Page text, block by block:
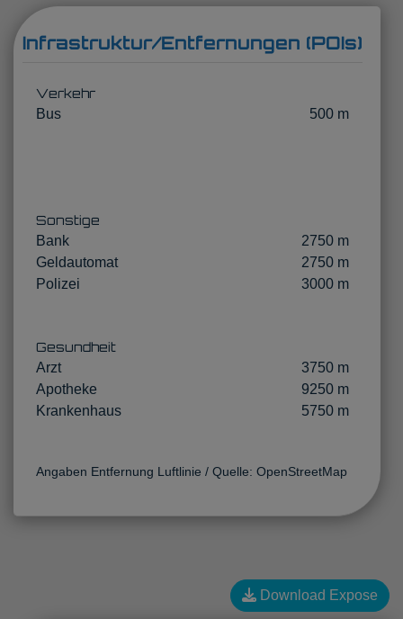
Infrastruktur/Entfernungen (POIs)
Verkehr
Bus
500 m
Sonstige
Bank
2750 m
Geldautomat
2750 m
Polizei
3000 m
Gesundheit
Arzt
3750 m
Apotheke
9250 m
Krankenhaus
5750 m
Angaben Entfernung Luftlinie / Quelle: OpenStreetMap
Download Expose